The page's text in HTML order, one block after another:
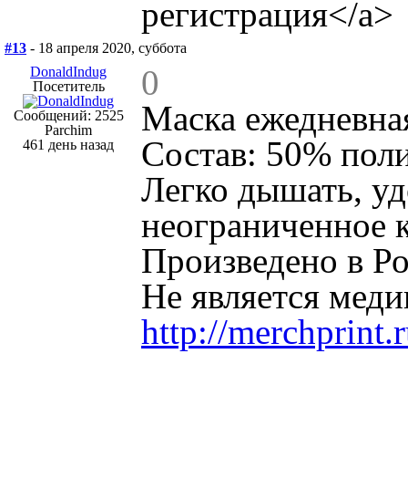
регистрация</a>
#13 - 18 апреля 2020, суббота
DonaldIndug
Посетитель
Сообщений: 2525
Parchim
461 день назад
0
Маска
Состав: 50%
Легко дышать,
неограниченное
Произведено в
Не является
http://